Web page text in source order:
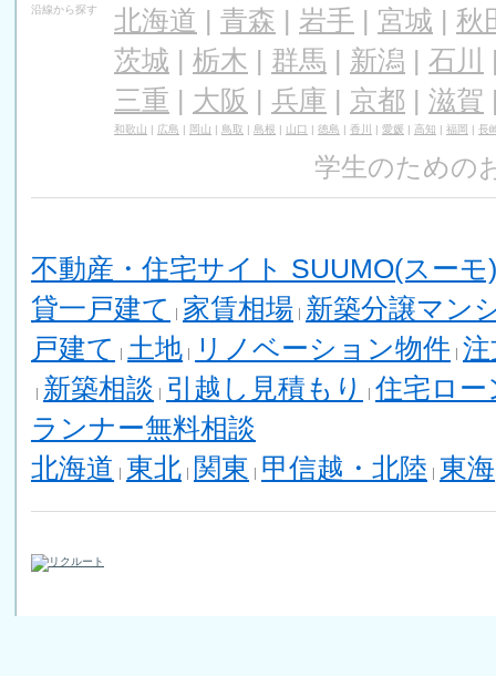
沿線から探す
北海道 青森 岩手 宮城
秋
茨城
栃木 群馬 新潟 石川
三重
大阪 兵庫 京都 滋賀
和歌山 | 広島 | 岡山 | 鳥取 | 島根 | 山口 | 徳島 | 香川 | 愛媛 | 高知 | 福岡 | 長
学生のための
不動産・住宅サイト SUUMO(スーモ)
貸一戸建て 家賃相場 新築分譲マン
戸建て
土地 リノベーション物件
新築相談 引越し見積もり
住宅ロー
ランナー無料相談
北海道 東北 関東 甲信越・北陸 東海